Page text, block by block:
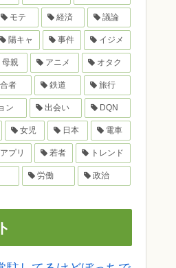
モテ 経済 議論
陽キャ 事件 イジメ
母親 アニメ オタク
者 鉄道 旅行
ン 出会い DQN
女児 日本 電車
プリ 若者 トレンド
労働 政治